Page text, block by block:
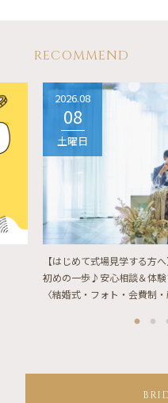
RECOMMEND
2026.08
08
土曜日
【はじめて式場見学する方へ
初めの一歩♪安心相談＆体験
〈結婚式・フォト・会費制・